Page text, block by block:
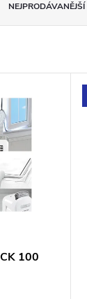
NEJPRODÁVANĚJŠÍ
100